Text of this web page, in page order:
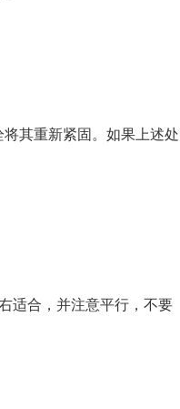
其重新紧固。如果上述处
适合，并注意平行，不要